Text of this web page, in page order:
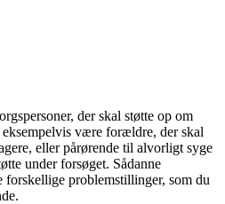
der skal støtte op om
være forældre, der skal
eller pårørende til alvorligt syge
under forsøget. Sådanne
forskellige problemstillinger, som du